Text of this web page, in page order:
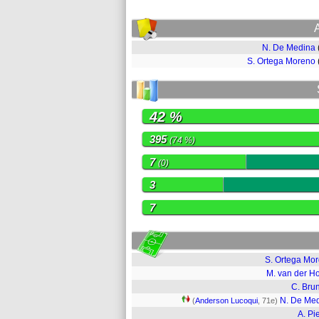
N. De Medina
S. Ortega Moreno
42 %
395(74 %)
7(0)
3
7
S. Ortega
M. van der
C.
(Anderson Lucoqui , 71e) N. De
A.